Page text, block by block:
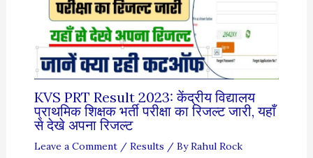
KVS PRT Result 2023: केंद्रीय विद्यालय
प्राथमिक शिक्षक भर्ती परीक्षा का रिजल्ट जारी, यहाँ
से देखे अपना रिजल्ट
Leave a Comment / Results / ByRahul Rock